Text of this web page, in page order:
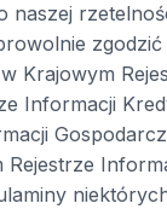
naszej
zgodzić
Krajowym
Informacji
Rejestrze